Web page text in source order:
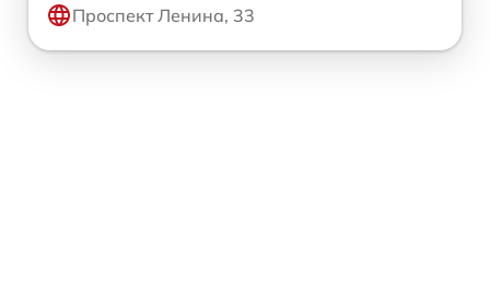
Проспект Ленина, 33